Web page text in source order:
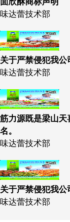
味达蕾技术部
关于严禁侵犯我
味达蕾技术部
筋力源既是梁山
名。
味达蕾技术部
关于严禁侵犯我
味达蕾技术部